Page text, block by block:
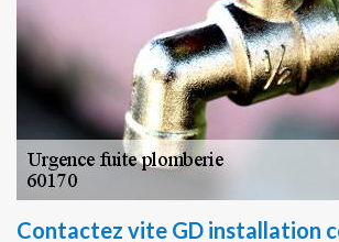
Contactez vite GD installation